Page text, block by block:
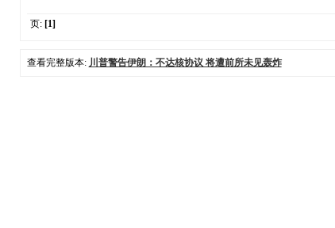
页: [1]
查看完整版本: 川普警告伊朗：不达核协议 将遭前所未见轰炸